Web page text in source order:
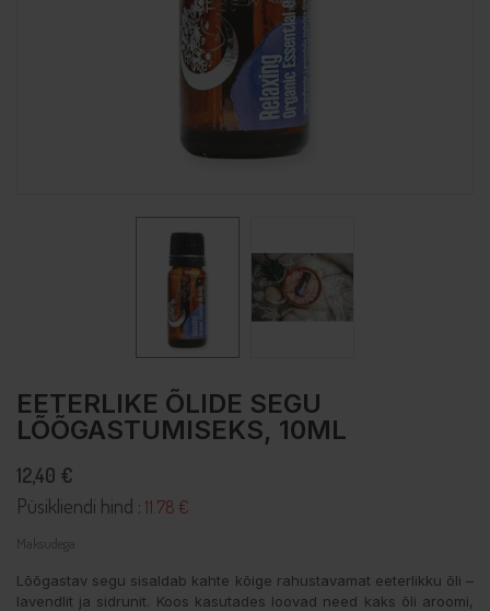
EETERLIKE ÕLIDE SEGU
LÕÕGASTUMISEKS, 10ML
12,40 €
Püsikliendi hind : 11.78 €
Maksudega
Lõõgastav segu sisaldab kahte kõige rahustavamat eeterlikku õli –
lavendlit ja sidrunit. Koos kasutades loovad need kaks õli aroomi,